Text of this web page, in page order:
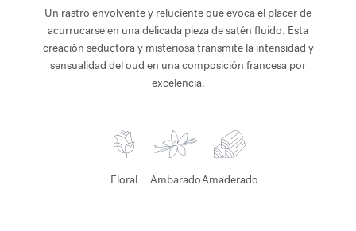
Un rastro envolvente y reluciente que evoca el placer de
acurrucarse en una delicada pieza de satén fluido. Esta
creación seductora y misteriosa transmite la intensidad y
sensualidad del oud en una composición francesa por
excelencia.
Floral AmbaradoAmaderado